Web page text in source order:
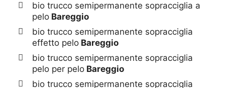
bio trucco semipermanente sopracciglia a
pelo Bareggio
bio trucco semipermanente sopracciglia
effetto pelo Bareggio
bio trucco semipermanente sopracciglia
pelo per pelo Bareggio
bio trucco semipermanente sopracciglia